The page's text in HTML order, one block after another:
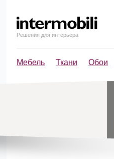
Решения для интерьера
Мебель Ткани Обои